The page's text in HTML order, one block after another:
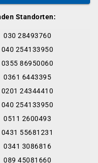
Standorten:
030 28493760
040 254133950
0355 86950060
0361 6443395
0201 24344410
040 254133950
0511 2600493
0431 55681231
0341 3086816
089 45081660